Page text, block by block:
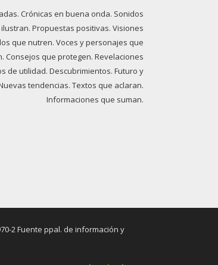
Crónicas en buena onda. Sonidos
Propuestas positivas. Visiones
que nutren. Voces y personajes que
Consejos que protegen. Revelaciones
de utilidad. Descubrimientos. Futuro y
tendencias. Textos que aclaran.
Informaciones que suman.
2 Fuente ppal. de información y